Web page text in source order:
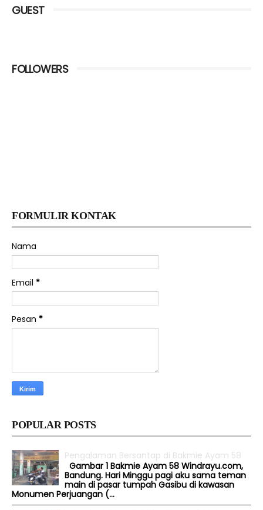
GUEST
FOLLOWERS
FORMULIR KONTAK
Nama
Email *
Pesan *
POPULAR POSTS
Pengalaman Bersantap di Bakmie Ayam 58
Gambar 1 Bakmie Ayam 58 Windrayu.com,
Bandung. Hari Minggu pagi aku sama teman
main di pasar tumpah Gasibu di kawasan
Monumen Perjuangan (...